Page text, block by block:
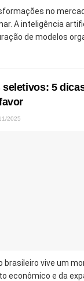
no
A inteligência
de modelos
5
2025
brasileiro vive um
econômico e da